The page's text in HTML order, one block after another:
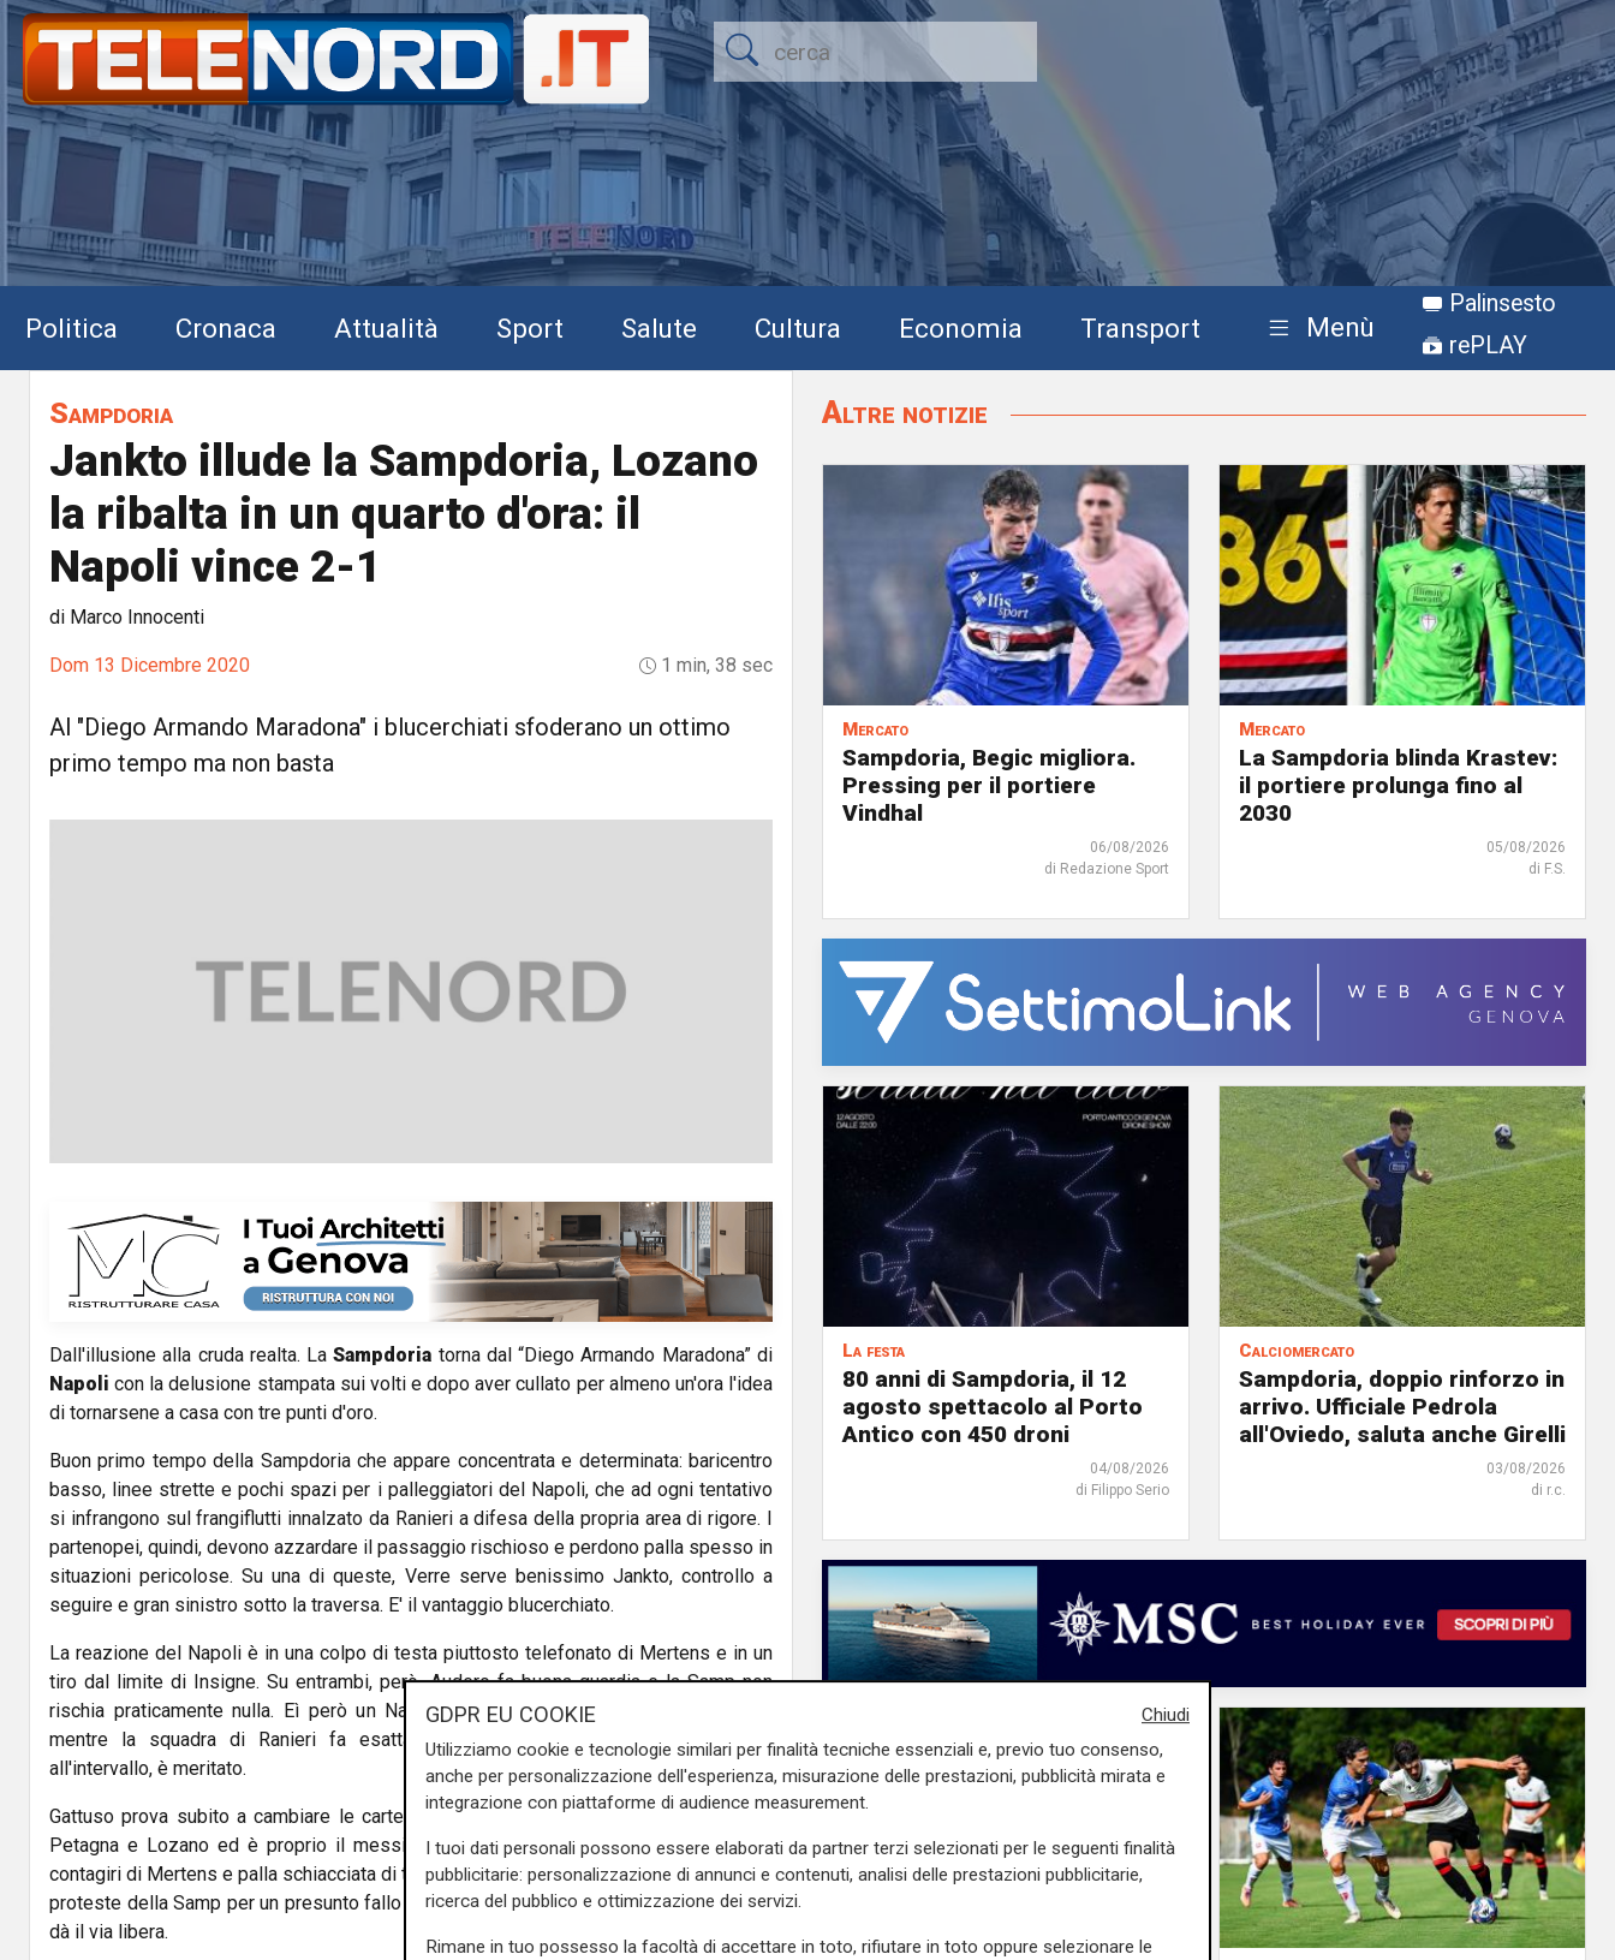
Politica Cronaca Attualità Sport Salute Cultura Economia Transport Menù
Palinsesto
rePLAY
Sampdoria
Jankto illude la Sampdoria, Lozano
la ribalta in un quarto d'ora: il
Napoli vince 2-1
di Marco Innocenti
Dom 13 Dicembre 2020 1 min, 38 sec
Al "Diego Armando Maradona" i blucerchiati sfoderano un ottimo
primo tempo ma non basta
Dall'illusione alla cruda realta. LaSampdoria torna dal “Diego Armando Maradona” di
Napoli con la delusione stampata sui volti e dopo aver cullato per almeno un'ora l'idea
di tornarsene a casa con tre punti d'oro.
Buon primo tempo della Sampdoria che appare concentrata e determinata: baricentro
basso, linee strette e pochi spazi per i palleggiatori del Napoli, che ad ogni tentativo
si infrangono sul frangiflutti innalzato da Ranieri a difesa della propria area di rigore. I
partenopei, quindi, devono azzardare il passaggio rischioso e perdono palla spesso in
situazioni pericolose. Su una di queste, Verre serve benissimo Jankto, controllo a
seguire e gran sinistro sotto la traversa. E' il vantaggio blucerchiato.
La reazione del Napoli è in una colpo di testa piuttosto telefonato di Mertens e in un
tiro dal limite di Insigne. Su entrambi, però, Audero fa buona guardia e la Samp non
rischia praticamente nulla. Eì però un Napoli stranamente impreciso e pasticcione
mentre la squadra di Ranieri fa esattamente quello che deve e il vantaggio,
all'intervallo, è meritato.
Gattuso prova subito a cambiare le carte in tavola e, nella ripresa, manda in campo
Petagna e Lozano ed è proprio il messicano a lasciare subito il segno: cross col
contagiri di Mertens e palla schiacciata di testa sulla quale Audero non può arrivare. Le
proteste della Samp per un presunto fallo di Insigne su Candreva non bastano e il Var
dà il via libera.
Altre notizie
Mercato
Sampdoria, Begic migliora.
Pressing per il portiere
Vindhal
06/08/2026
di Redazione Sport
Mercato
La Sampdoria blinda Krastev:
il portiere prolunga fino al
2030
05/08/2026
di F.S.
La festa
80 anni di Sampdoria, il 12
agosto spettacolo al Porto
Antico con 450 droni
04/08/2026
di Filippo Serio
Calciomercato
Sampdoria, doppio rinforzo in
arrivo. Ufficiale Pedrola
all'Oviedo, saluta anche Girelli
03/08/2026
di r.c.
Chiudi
GDPR EU COOKIE
Utilizziamo cookie e tecnologie similari per finalità tecniche essenziali e, previo tuo consenso,
anche per personalizzazione dell'esperienza, misurazione delle prestazioni, pubblicità mirata e
integrazione con piattaforme di audience measurement.
I tuoi dati personali possono essere elaborati da partner terzi selezionati per le seguenti finalità
pubblicitarie: personalizzazione di annunci e contenuti, analisi delle prestazioni pubblicitarie,
ricerca del pubblico e ottimizzazione dei servizi.
Rimane in tuo possesso la facoltà di accettare in toto, rifiutare in toto oppure selezionare le